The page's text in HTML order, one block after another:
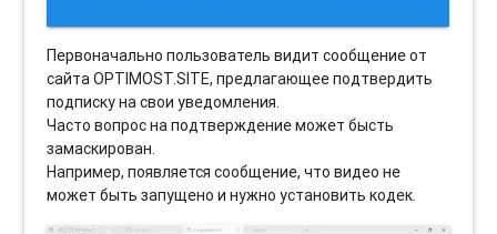
Первоначально пользователь видит сообщение от
сайта OPTIMOST.SITE, предлагающее подтвердить
подписку на свои уведомления.
Часто вопрос на подтверждение может бысть
замаскирован.
Например, появляется сообщение, что видео не
может быть запущено и нужно установить кодек.